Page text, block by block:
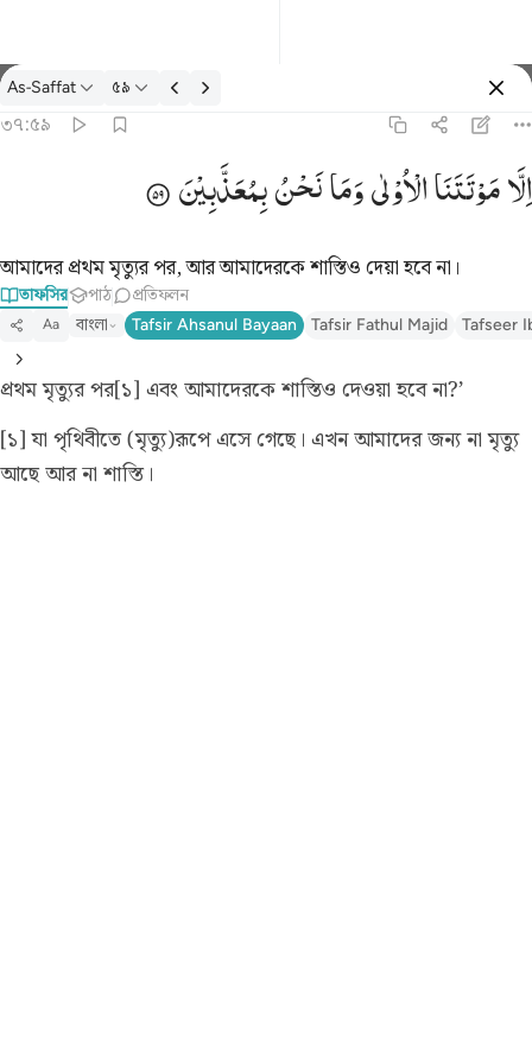
তাফসির: As-Saffat ৩৭:৫৯
As-Saffat ৫৯
৩৭:৫৯
الا موتتنا الاولى وما نحن بمعذبين ٥٩
إِلَّا مَوْتَتَنَا ٱلْأُولَىٰ وَمَا نَحْنُ بِمُعَذَّبِينَ ٥٩
اِلَّامَوْتَتَنَاالْاُوْلٰیوَمَانَحْنُبِمُعَذَّبِیْنَ
আমাদের প্রথম মৃত্যুর পর, আর আমাদেরকে শাস্তিও দেয়া হবে না।
তাফসির পাঠ প্রতিফলন
Aa বাংলা Tafsir Ahsanul Bayaan Tafsir Fathul Majid Tafseer
প্রথম মৃত্যুর পর[১] এবং আমাদেরকে শাস্তিও দেওয়া হবে না?’
[১] যা পৃথিবীতে (মৃত্যু)রূপে এসে গেছে। এখন আমাদের জন্য না মৃত্যু
আছে আর না শাস্তি।